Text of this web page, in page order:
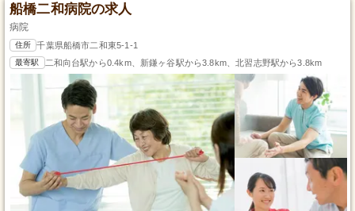
船橋二和病院の求人
病院
住所 千葉県船橋市二和東5-1-1
最寄駅 二和向台駅から0.4km、新鎌ヶ谷駅から3.8km、北習志野駅から3.8km